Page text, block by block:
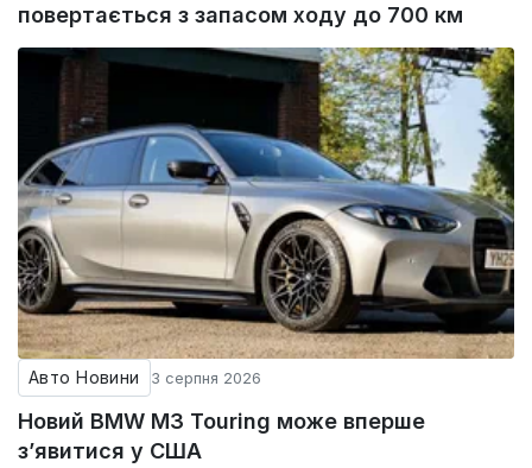
повертається з запасом ходу до 700 км
Авто Новини 3 серпня 2026
Новий BMW M3 Touring може вперше
з’явитися у США